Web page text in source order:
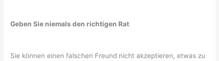
Geben Sie niemals den richtigen Rat
Sie können einen falschen Freund nicht akzeptieren, etwas zu